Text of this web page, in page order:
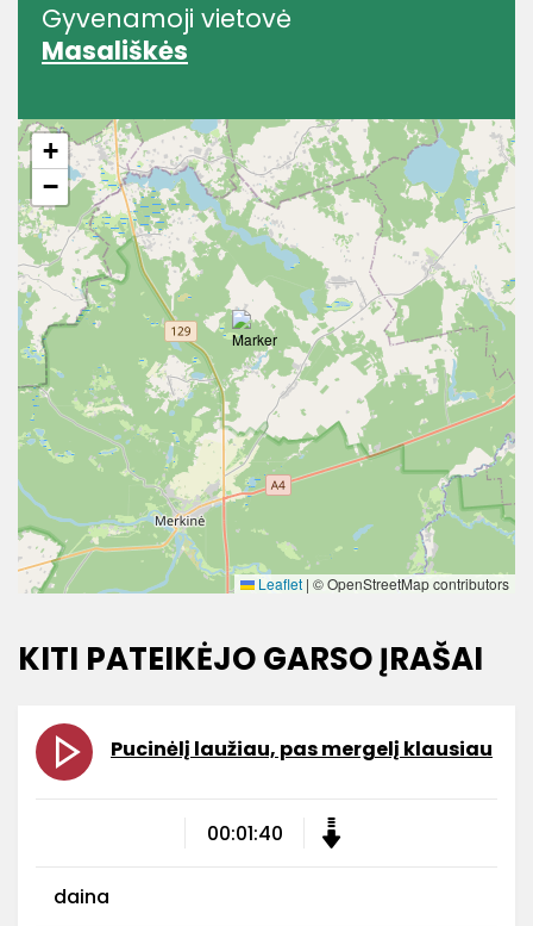
Gyvenamoji vietovė
Masališkės
+
−
Leaflet | © OpenStreetMap contributors
KITI PATEIKĖJO GARSO ĮRAŠAI
Pucinėlį laužiau, pas mergelį klausiau
00:01:40
daina